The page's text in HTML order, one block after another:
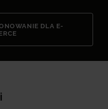
DLA E-